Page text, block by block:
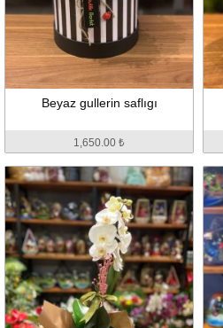
Beyaz gullerin saflıgı
1,650.00 ₺